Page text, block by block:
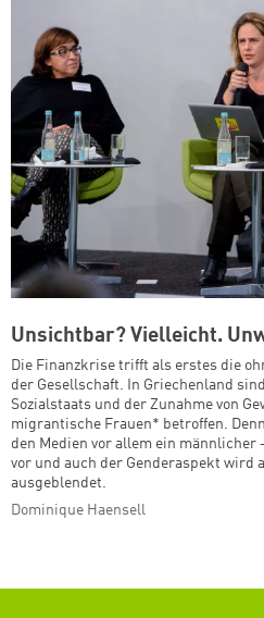
Unsichtbar? Vielleicht.
Die Finanzkrise trifft als erstes die
der Gesellschaft. In Griechenland
Sozialstaats und der Zunahme von
migrantische Frauen* betroffen.
den Medien vor allem ein männlicher
vor und auch der Genderaspekt wird
ausgeblendet.
Dominique Haensell